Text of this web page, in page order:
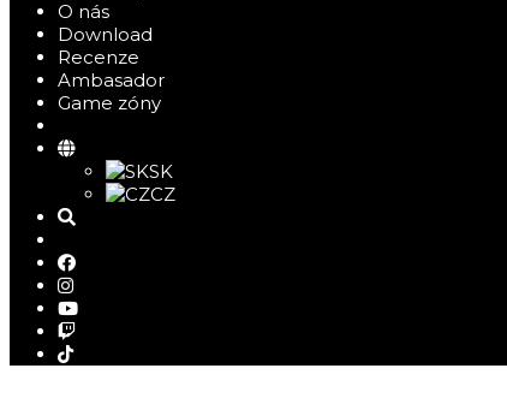
O nás
Download
Recenze
Ambasador
Game zóny
SK
CZ